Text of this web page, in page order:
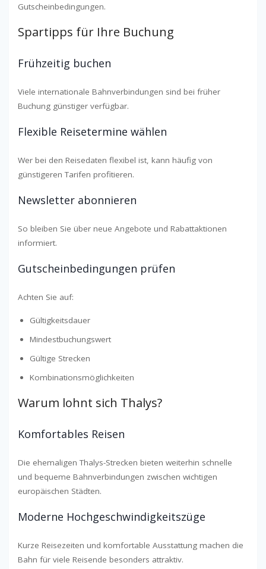
Gutscheinbedingungen.
Spartipps für Ihre Buchung
Frühzeitig buchen
Viele internationale Bahnverbindungen sind bei früher
Buchung günstiger verfügbar.
Flexible Reisetermine wählen
Wer bei den Reisedaten flexibel ist, kann häufig von
günstigeren Tarifen profitieren.
Newsletter abonnieren
So bleiben Sie über neue Angebote und Rabattaktionen
informiert.
Gutscheinbedingungen prüfen
Achten Sie auf:
Gültigkeitsdauer
Mindestbuchungswert
Gültige Strecken
Kombinationsmöglichkeiten
Warum lohnt sich Thalys?
Komfortables Reisen
Die ehemaligen Thalys-Strecken bieten weiterhin schnelle
und bequeme Bahnverbindungen zwischen wichtigen
europäischen Städten.
Moderne Hochgeschwindigkeitszüge
Kurze Reisezeiten und komfortable Ausstattung machen die
Bahn für viele Reisende besonders attraktiv.